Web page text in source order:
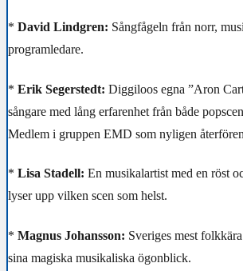
* David Lindgren: Sångfågeln från norr,
programledare.
* Erik Segerstedt: Diggiloos egna ”Aron
sångare med lång erfarenhet från både
Medlem i gruppen EMD som nyligen
* Lisa Stadell: En musikalartist med en röst
lyser upp vilken scen som helst.
* Magnus Johansson: Sveriges mest
sina magiska musikaliska ögonblick.